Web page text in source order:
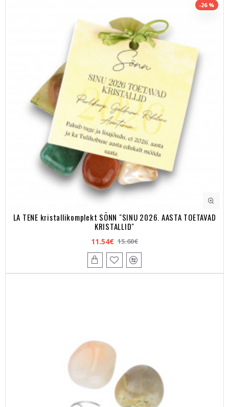
-26 %
LA TENE kristallikomplekt SÕNN "SINU 2026. AASTA TOETAVAD
KRISTALLID"
11.54€ 15.60€